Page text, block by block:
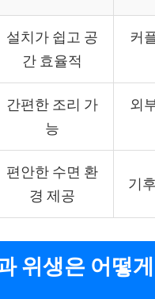
설치가 쉽고 공
간 효율적
커
간편한 조리 가
능
외
편안한 수면 환
경 제공
기
위생은 어떻